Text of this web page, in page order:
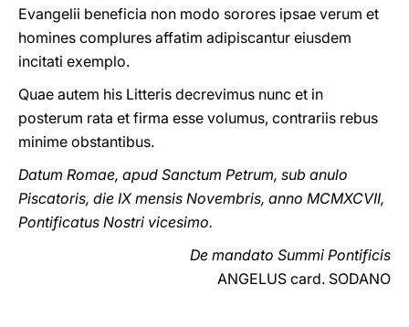
Evangelii beneficia non modo sorores ipsae verum et
homines complures affatim adipiscantur eiusdem
incitati exemplo.
Quae autem his Litteris decrevimus nunc et in
posterum rata et firma esse volumus, contrariis rebus
minime obstantibus.
Datum Romae, apud Sanctum Petrum, sub anulo
Piscatoris, die IX mensis Novembris, anno MCMXCVII,
Pontificatus Nostri vicesimo.
De mandato Summi Pontificis
ANGELUS card. SODANO